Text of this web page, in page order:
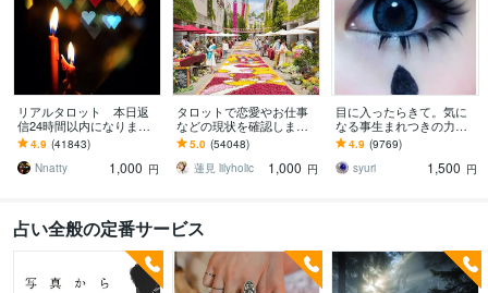
リアルタロット 本日返
信24時間以内になります
❤︎タイトルをご確認くださ
い❤︎
4.9 (41843)
Nnatty
1,000 円
タロットで恋愛やお仕事
などの現状を確認します
アドバイスもしっかりお
届けしますので安心して
ください♡
5.0 (54048)
蓮見 lilyholic
1,000 円
目に入ったらきて。気に
なる事生まれつきの力で
視ます 視ましょう恋愛や
仕事などこの先など
4.9 (9769)
syuri
1,500 円
占い全般の定番サービス